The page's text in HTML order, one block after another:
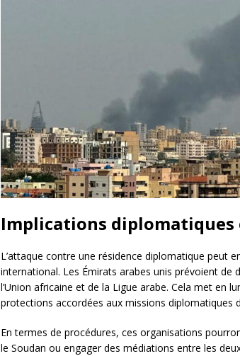
Implications diplomatiques
L’attaque contre une résidence diplomatique peut
international. Les Émirats arabes unis prévoient de
l’Union africaine et de la Ligue arabe. Cela met en
protections accordées aux missions diplomatiques
En termes de procédures, ces organisations
le Soudan ou engager des médiations entre les